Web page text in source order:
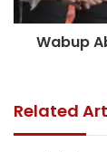
Wabup
Related